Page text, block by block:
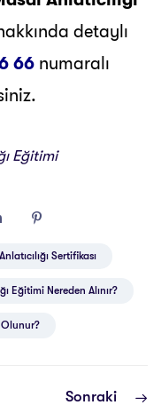
detaylı
66 numaralı
Eğitimi
Sertifikası
Eğitimi Nereden Alınır?
Olunur?
Sonraki